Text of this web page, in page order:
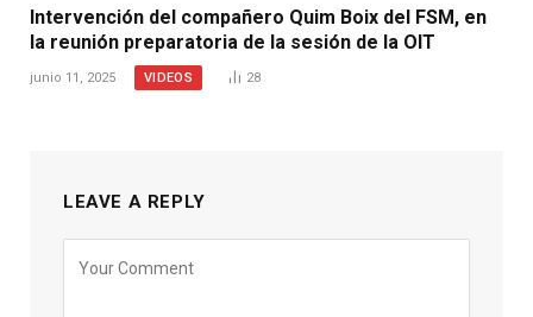
Intervención del compañero Quim Boix del FSM, en
la reunión preparatoria de la sesión de la OIT
junio 11, 2025 VIDEOS 28
LEAVE A REPLY